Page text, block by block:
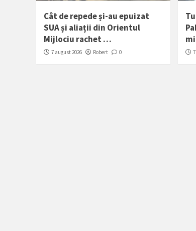
Cât de repede și-au epuizat
SUA și aliații din Orientul
Mijlociu rachet …
7 august 2026 Robert 0